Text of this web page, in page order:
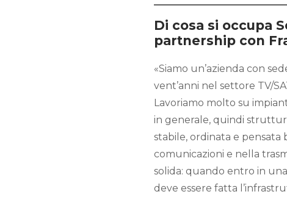
Di cosa si occupa
partnership con
«Siamo un’azienda con
vent’anni nel settore TV/
Lavoriamo molto su
in generale, quindi
stabile, ordinata e pensata
comunicazioni e nella
solida: quando entro in
deve essere fatta